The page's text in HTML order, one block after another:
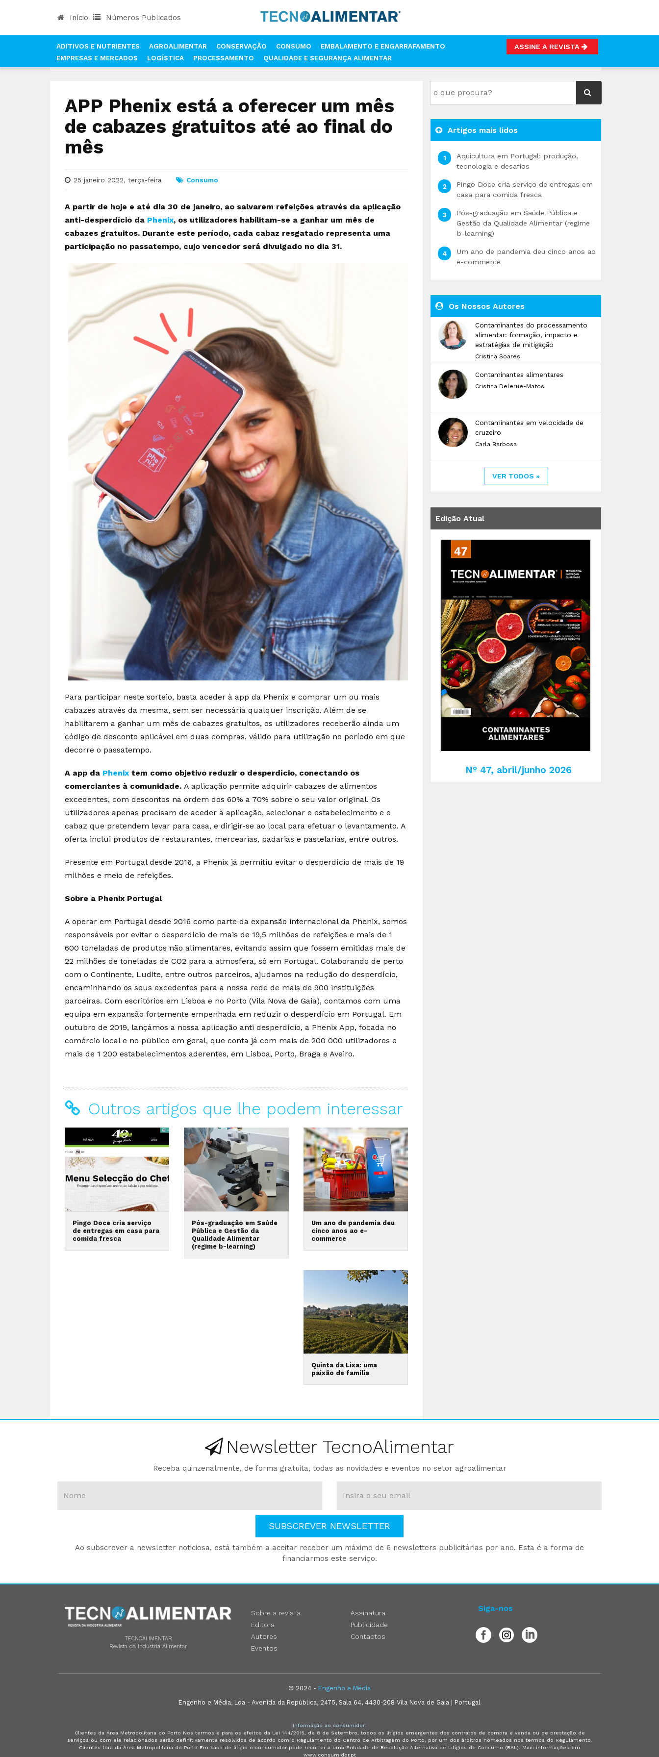
Início Números Publicados
ADITIVOS E NUTRIENTES AGROALIMENTAR CONSERVAÇÃO CONSUMO
EMBALAMENTO E ENGARRAFAMENTO
EMPRESAS E MERCADOS
LOGÍSTICA PROCESSAMENTO QUALIDADE E SEGURANÇA ALIMENTAR
ASSINE A REVISTA
APP PHENIX ESTÁ A OFERECER UM MÊS DE CABAZES GRATUITOS ATÉ AO FINAL DO MÊS
APP Phenix está a oferecer um mês
de cabazes gratuitos até ao final do
mês
25 janeiro 2022, terça-feira Consumo
A partir de hoje e até dia 30 de janeiro, ao salvarem refeições através da aplicação
anti-desperdício da Phenix, os utilizadores habilitam-se a ganhar um mês de
cabazes gratuitos. Durante este período, cada cabaz resgatado representa uma
participação no passatempo, cujo vencedor será divulgado no dia 31.
Para participar neste sorteio, basta aceder à app da Phenix e comprar um ou mais
cabazes através da mesma, sem ser necessária qualquer inscrição. Além de se
habilitarem a ganhar um mês de cabazes gratuitos, os utilizadores receberão ainda um
código de desconto aplicável em duas compras, válido para utilização no período em que
decorre o passatempo.
A app da Phenix tem como objetivo reduzir o desperdício, conectando os
comerciantes à comunidade. A aplicação permite adquirir cabazes de alimentos
excedentes, com descontos na ordem dos 60% a 70% sobre o seu valor original. Os
utilizadores apenas precisam de aceder à aplicação, selecionar o estabelecimento e o
cabaz que pretendem levar para casa, e dirigir-se ao local para efetuar o levantamento. A
oferta inclui produtos de restaurantes, mercearias, padarias e pastelarias, entre outros.
Presente em Portugal desde 2016, a Phenix já permitiu evitar o desperdício de mais de 19
milhões e meio de refeições.
Sobre a Phenix Portugal
A operar em Portugal desde 2016 como parte da expansão internacional da Phenix, somos
responsáveis por evitar o desperdício de mais de 19,5 milhões de refeições e mais de 1
600 toneladas de produtos não alimentares, evitando assim que fossem emitidas mais de
22 milhões de toneladas de CO2 para a atmosfera, só em Portugal. Colaborando de perto
com o Continente, Ludite, entre outros parceiros, ajudamos na redução do desperdício,
encaminhando os seus excedentes para a nossa rede de mais de 900 instituições
parceiras. Com escritórios em Lisboa e no Porto (Vila Nova de Gaia), contamos com uma
equipa em expansão fortemente empenhada em reduzir o desperdício em Portugal. Em
outubro de 2019, lançámos a nossa aplicação anti desperdício, a Phenix App, focada no
comércio local e no público em geral, que conta já com mais de 200 000 utilizadores e
mais de 1 200 estabelecimentos aderentes, em Lisboa, Porto, Braga e Aveiro.
Outros artigos que lhe podem interessar
Pingo Doce cria serviço
de entregas em casa para
comida fresca
Pós-graduação em Saúde
Pública e Gestão da
Qualidade Alimentar
(regime b-learning)
Um ano de pandemia deu
cinco anos ao e-
commerce
Quinta da Lixa: uma
paixão de família
Artigos mais lidos
Aquicultura em Portugal: produção,
tecnologia e desafios
Pingo Doce cria serviço de entregas em
casa para comida fresca
Pós-graduação em Saúde Pública e
Gestão da Qualidade Alimentar (regime
b-learning)
Um ano de pandemia deu cinco anos ao
e-commerce
Os Nossos Autores
Contaminantes do processamento
alimentar: formação, impacto e
estratégias de mitigação
Cristina Soares
Contaminantes alimentares
Cristina Delerue-Matos
Contaminantes em velocidade de
cruzeiro
Carla Barbosa
VER TODOS »
Edição Atual
Nº 47, abril/junho 2026
Newsletter TecnoAlimentar
Receba quinzenalmente, de forma gratuita, todas as novidades e eventos no setor agroalimentar
SUBSCREVER NEWSLETTER
Ao subscrever a newsletter noticiosa, está também a aceitar receber um máximo de 6 newsletters publicitárias por ano. Esta é a forma de
financiarmos este serviço.
TECNOALIMENTAR
Revista da Indústria Alimentar
Sobre a revista
Editora
Autores
Eventos
Assinatura
Publicidade
Contactos
Siga-nos
© 2024 - Engenho e Média
Engenho e Média, Lda - Avenida da República, 2475, Sala 64, 4430-208 Vila Nova de Gaia | Portugal
Informação ao consumidor:
Clientes da Área Metropolitana do Porto Nos termos e para os efeitos da Lei 144/2015, de 8 de Setembro, todos os litígios emergentes dos contratos de compra e venda ou de prestação de
serviços ou com ele relacionados serão definitivamente resolvidos de acordo com o Regulamento do Centro de Arbitragem do Porto, por um dos árbitros nomeados nos termos do Regulamento.
Clientes fora da Área Metropolitana do Porto Em caso de litígio o consumidor pode recorrer a uma Entidade de Resolução Alternativa de Litígios de Consumo (RAL). Mais informações em
www.consumidor.pt